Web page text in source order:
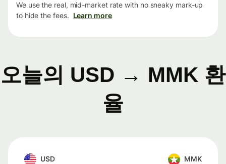
We use the real, mid-market rate with no sneaky mark-up
to hide the fees. Learn more
오늘의 USD → MMK 환
율
USD MMK